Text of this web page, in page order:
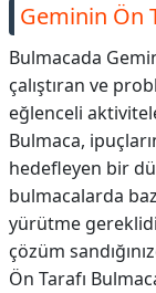
Geminin Ön
Bulmacada
çalıştıran ve
eğlenceli
Bulmaca,
hedefleyen bir
bulmacalarda
yürütme
çözüm
Ön Tarafı